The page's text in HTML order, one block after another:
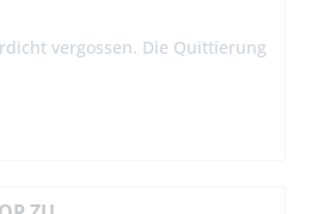
vergossen. Die Quittierung